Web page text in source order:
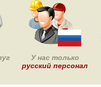
У нас только
русский персонал